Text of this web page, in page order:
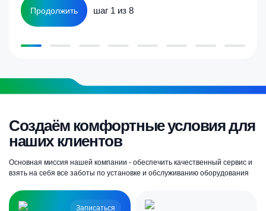
Продолжить шаг 1 из 8
Создаём комфортные условия для
наших клиентов
Основная миссия нашей компании - обеспечить качественный сервис и
взять на себя все заботы по установке и обслуживанию оборудования
Записаться